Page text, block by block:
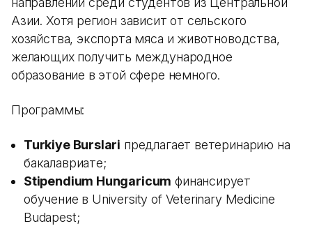
Азии. Хотя регион зависит от сельского
хозяйства, экспорта мяса и животноводства,
желающих получить международное
образование в этой сфере немного.
Программы:
Turkiye Burslari предлагает ветеринарию на
бакалавриате;
Stipendium Hungaricum финансирует
обучение в University of Veterinary Medicine
Budapest;